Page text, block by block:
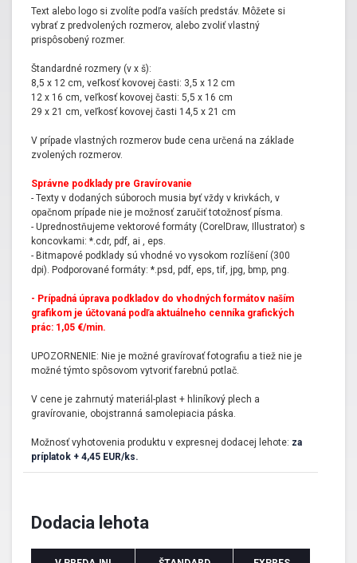
podkladového tvrdeného plastu
a sublimačne potlačeného
plechu, ktoré sú spolu spojené do jedného celku. Produkt môžete
ľubovoľný grafický návrh, ktorý spĺňa technické požiadavky. Okrem
predvolených troch rozmerov, si môžete tabuľku s menovkou
nechať vyhotoviť aj vo vami navrhnutom rozmere
podkladový dvojvrstvový plast je možné gravírovať
grafického návrhu sa odkryje kontrastné, spravidla čierne alebo
biele vnútro. Okraje podkladovej tabuľky je
vyrezať do požadovaného tvaru. Hliníková menovka má
prirodzený metalický vzhľad a odporúčame ju potlačiť čiernou
sublimačnou farbou.
Text alebo logo si zvolíte podľa vaších predstáv. Môžete si
vybrať z predvolených rozmerov, alebo zvoliť vlastný
prispôsobený rozmer.
Štandardné rozmery (v x š):
8,5 x 12 cm, veľkosť kovovej časti: 3,5 x 12 cm
12 x 16 cm, veľkosť kovovej časti: 5,5 x 16 cm
29 x 21 cm, veľkosť kovovej časti 14,5 x 21 cm
V prípade vlastných rozmerov bude cena určená na základe
zvolených rozmerov.
Správne podklady pre Gravírovanie
- Texty v dodaných súboroch musia byť vždy v krivkách, v
opačnom prípade nie je možnosť zaručiť totožnosť písma.
- Uprednostňujeme vektorové formáty (CorelDraw, Illustrator) s
koncovkami: *.cdr, pdf, ai , eps.
- Bitmapové podklady sú vhodné vo vysokom rozlíšení (300
dpi). Podporované formáty: *.psd, pdf, eps, tif, jpg, bmp, png.
- Prípadná úprava podkladov do vhodných formátov naším
grafikom je účtovaná podľa aktuálneho cenníka grafických
prác: 1,05 €/min.
UPOZORNENIE: Nie je možné gravírovať fotografiu a tiež nie je
možné týmto spôsovom vytvoriť farebnú potlač.
V cene je zahrnutý materiál-plast + hliníkový plech a
gravírovanie, obojstranná samolepiacia páska.
Možnosť vyhotovenia produktu v expresnej dodacej lehote: za
príplatok + 4,45 EUR/ks.
Dodacia lehota